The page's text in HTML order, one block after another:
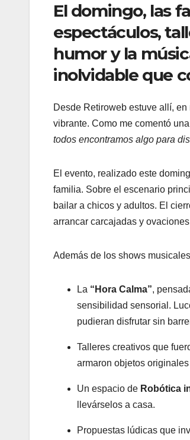
El domingo, las
espectáculos,
humor y la
inolvidable que
Desde Retiroweb estuve allí,
vibrante. Como me comentó
todos encontramos algo para
El evento, realizado este
familia. Sobre el escenario
bailar a chicos y adultos. El
arrancar carcajadas y
Además de los shows
La “Hora Calma”,
sensibilidad sensorial.
pudieran disfrutar sin
Talleres creativos que
armaron objetos
Un espacio de Robótica
llevárselos a casa.
Propuestas lúdicas que